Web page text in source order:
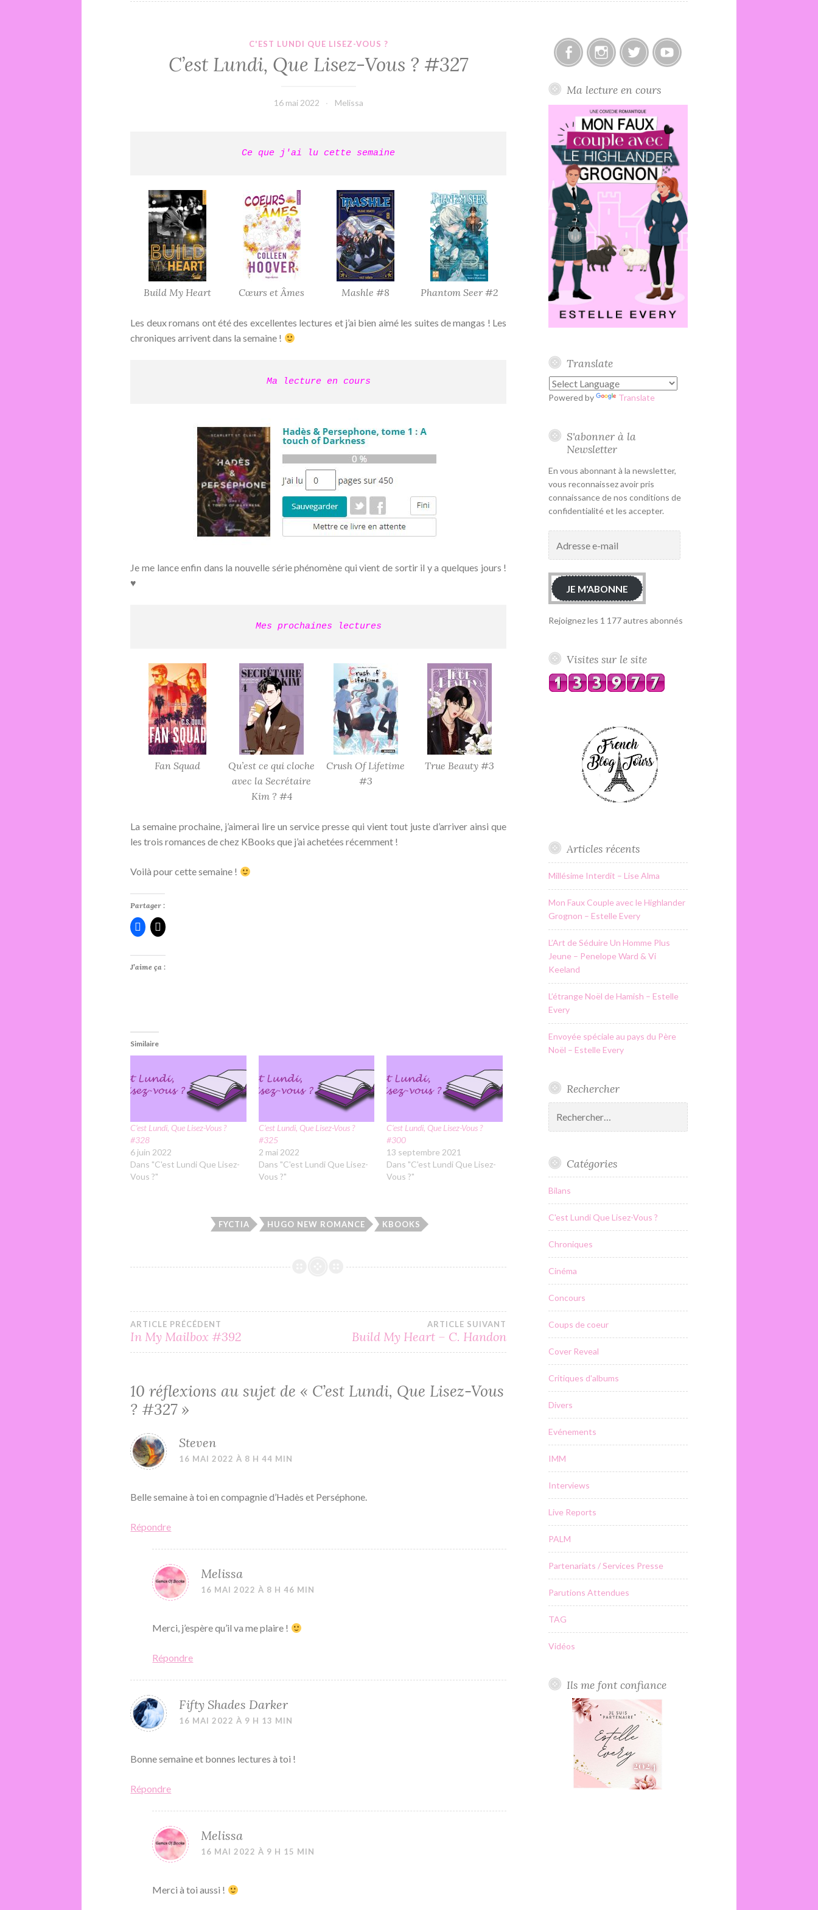
C'EST LUNDI QUE LISEZ-VOUS ?
C’est Lundi, Que Lisez-Vous ? #327
16 mai 2022 Melissa
Ce que j'ai lu cette semaine
Build My Heart Cœurs et Âmes Mashle #8 Phantom Seer #2
Les deux romans ont été des excellentes lectures et j’ai bien aimé les suites de mangas ! Les
chroniques arrivent dans la semaine !
Ma lecture en cours
Je me lance enfin dans la nouvelle série phénomène qui vient de sortir il y a quelques jours !
♥
Mes prochaines lectures
Fan Squad
Qu’est ce qui cloche
avec la Secrétaire
Kim ? #4
Crush Of Lifetime
#3
True Beauty #3
La semaine prochaine, j’aimerai lire un service presse qui vient tout juste d’arriver ainsi que
les trois romances de chez KBooks que j’ai achetées récemment !
Voilà pour cette semaine !
Partager :
J’aime ça :
Similaire
C’est Lundi, Que Lisez-Vous ?
#328
6 juin 2022
Dans "C'est Lundi Que Lisez-
Vous ?"
C’est Lundi, Que Lisez-Vous ?
#325
2 mai 2022
Dans "C'est Lundi Que Lisez-
Vous ?"
C’est Lundi, Que Lisez-Vous ?
#300
13 septembre 2021
Dans "C'est Lundi Que Lisez-
Vous ?"
FYCTIA HUGO NEW ROMANCE KBOOKS
Navigation
de
l’article
ARTICLE PRÉCÉDENT
In My Mailbox #392
ARTICLE SUIVANT
Build My Heart – C. Handon
10 réflexions au sujet de « C’est Lundi, Que Lisez-Vous
? #327»
Steven
16 MAI 2022 À 8 H 44 MIN
Belle semaine à toi en compagnie d’Hadès et Perséphone.
Répondre
Melissa
16 MAI 2022 À 8 H 46 MIN
Merci, j’espère qu’il va me plaire !
Répondre
Fifty Shades Darker
16 MAI 2022 À 9 H 13 MIN
Bonne semaine et bonnes lectures à toi !
Répondre
Melissa
16 MAI 2022 À 9 H 15 MIN
Merci à toi aussi !
Ma lecture en cours
Translate
Powered by Translate
S'abonner à la
Newsletter
En vous abonnant à la newsletter,
vous reconnaissez avoir pris
connaissance de nos conditions de
confidentialité et les accepter.
mail
JE M'ABONNE
Rejoignez les 1 177 autres abonnés
Visites sur le site
Articles récents
Millésime Interdit – Lise Alma
Mon Faux Couple avec le Highlander
Grognon – Estelle Every
L’Art de Séduire Un Homme Plus
Jeune – Penelope Ward & Vi
Keeland
L’étrange Noël de Hamish – Estelle
Every
Envoyée spéciale au pays du Père
Noël – Estelle Every
Rechercher
Catégories
Bilans
C'est Lundi Que Lisez-Vous ?
Chroniques
Cinéma
Concours
Coups de coeur
Cover Reveal
Critiques d'albums
Divers
Evénements
IMM
Interviews
Live Reports
PALM
Partenariats / Services Presse
Parutions Attendues
TAG
Vidéos
Ils me font confiance